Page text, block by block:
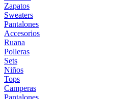
Zapatos
Sweaters
Pantalones
Accesorios
Ruana
Polleras
Sets
Niños
Tops
Camperas
Pantalones